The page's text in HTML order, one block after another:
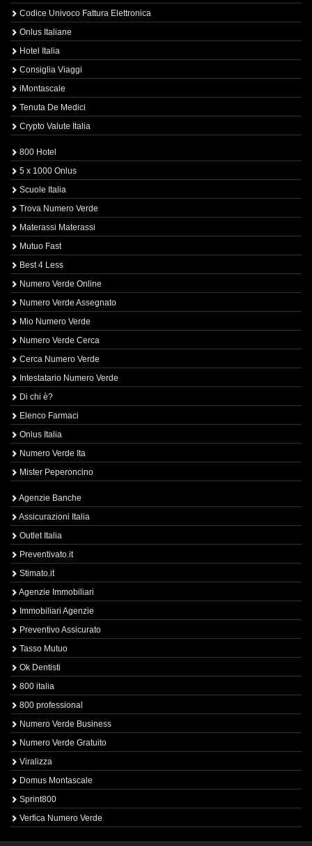
Codice Univoco Fattura Elettronica
Onlus Italiane
Hotel Italia
Consiglia Viaggi
iMontascale
Tenuta De Medici
Crypto Valute Italia
800 Hotel
5 x 1000 Onlus
Scuole Italia
Trova Numero Verde
Materassi Materassi
Mutuo Fast
Best 4 Less
Numero Verde Online
Numero Verde Assegnato
Mio Numero Verde
Numero Verde Cerca
Cerca Numero Verde
Intestatario Numero Verde
Di chi è?
Elenco Farmaci
Onlus Italia
Numero Verde Ita
Mister Peperoncino
Agenzie Banche
Assicurazioni Italia
Outlet Italia
Preventivato.it
Stimato.it
Agenzie Immobiliari
Immobiliari Agenzie
Preventivo Assicurato
Tasso Mutuo
Ok Dentisti
800 italia
800 professional
Numero Verde Business
Numero Verde Gratuito
Viralizza
Domus Montascale
Sprint800
Verfica Numero Verde